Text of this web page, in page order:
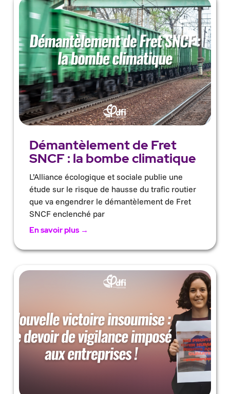
Démantèlement de Fret
SNCF : la bombe climatique
L’Alliance écologique et sociale publie une
étude sur le risque de hausse du trafic routier
que va engendrer le démantèlement de Fret
SNCF enclenché par
En savoir plus →